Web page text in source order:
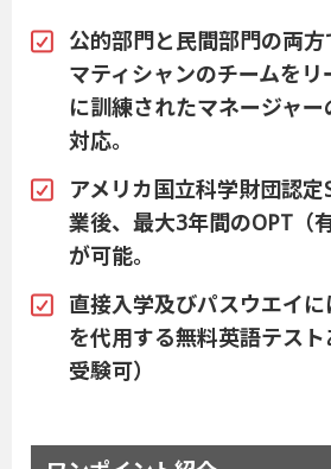
公的部門と民間部門の両
マティシャンのチームを
に訓練されたマネージャ
対応。
アメリカ国立科学財団認定
業後、最大3年間のOPT（
が可能。
直接入学及びパスウエイに
を代用する無料英語テス
受験可）